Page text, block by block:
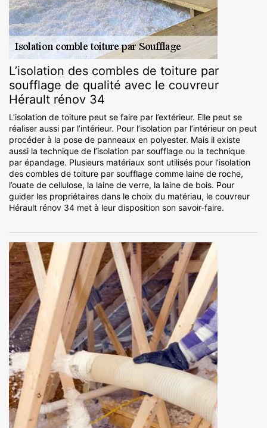
L’isolation des combles de toiture par
soufflage de qualité avec le couvreur
Hérault rénov 34
L’isolation de toiture peut se faire par l’extérieur. Elle peut se
réaliser aussi par l’intérieur. Pour l’isolation par l’intérieur on peut
procéder à la pose de panneaux en polyester. Mais il existe
aussi la technique de l’isolation par soufflage ou la technique
par épandage. Plusieurs matériaux sont utilisés pour l’isolation
des combles de toiture par soufflage comme laine de roche,
l’ouate de cellulose, la laine de verre, la laine de bois. Pour
guider les propriétaires dans le choix du matériau, le couvreur
Hérault rénov 34 met à leur disposition son savoir-faire.